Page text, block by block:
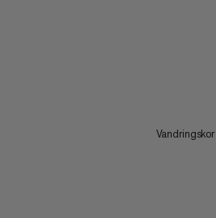
Vandringskor